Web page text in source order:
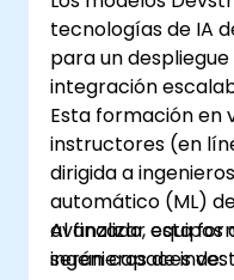
tecnologías de IA
para un
integración
Esta formación en
instructores (en
dirigida a
automático (ML)
avanzado,
ingenieros de
Al finalizar esta
serán capaces de: